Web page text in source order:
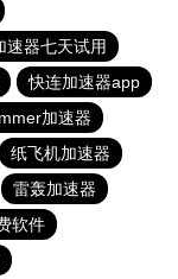
速器七天试用
快连加速器app
加速器
纸飞机加速器
雷轰加速器
软件